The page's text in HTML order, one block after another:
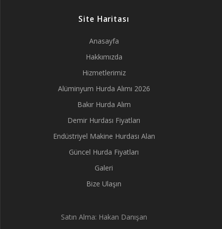
Site Haritası
Anasayfa
Hakkımızda
Hizmetlerimiz
Alüminyum Hurda Alımı 2026
Bakır Hurda Alım
Demir Hurdası Fiyatları
Endüstriyel Makine Hurdası Alan
Güncel Hurda Fiyatları
Galeri
Bize Ulaşın
Satın Alma: Hakan Danışan